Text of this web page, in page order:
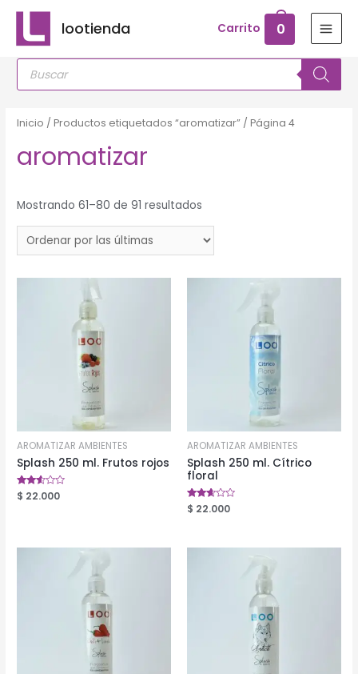
contenido
lootienda Carrito 0
Búsqueda
Inicio /Productos etiquetados “aromatizar” / Página 4
aromatizar
Mostrando 61–80 de 91 resultados
AROMATIZAR AMBIENTES
Splash 250 ml. Frutos rojos
Valorado
en
$ 22.000
AROMATIZAR AMBIENTES
Splash 250 ml. Cítrico
floral
Valorado
en
$ 22.000